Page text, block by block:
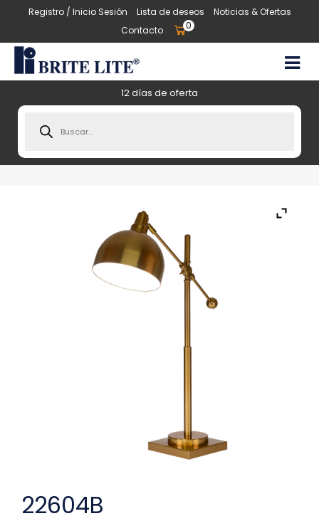
Registro / Inicio Sesión Lista de deseos
Noticias & Ofertas
Contacto
0
12 días de oferta
search
22604B